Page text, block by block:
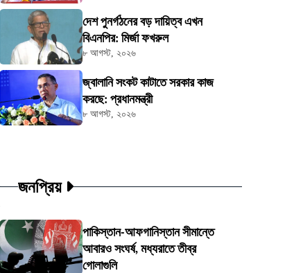
দেশ পুনর্গঠনের বড় দায়িত্ব এখন
বিএনপির: মির্জা ফখরুল
৮ আগস্ট, ২০২৬
জ্বালানি সংকট কাটাতে সরকার কাজ
করছে: প্রধানমন্ত্রী
৮ আগস্ট, ২০২৬
জনপ্রিয়
পাকিস্তান-আফগানিস্তান সীমান্তে
আবারও সংঘর্ষ, মধ্যরাতে তীব্র
গোলাগুলি